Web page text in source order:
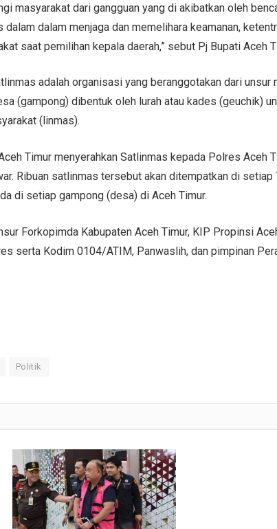
masyarakat dari gangguan yang di akibatkan oleh
dalam menjaga dan memelihara keamanan,
saat pemilihan kepala daerah,” sebut Pj Bupati Aceh
adalah organisasi yang beranggotakan dari unsur
(gampong) dibentuk oleh lurah atau kades (geuchik)
(linmas).
Timur menyerahkan Satlinmas kepada Polres Aceh
Ribuan satlinmas tersebut akan ditempatkan di setiap
di setiap gampong (desa) di Aceh Timur.
Forkopimda Kabupaten Aceh Timur, KIP Propinsi
serta Kodim 0104/ATIM, Panwaslih, dan pimpinan
Politik